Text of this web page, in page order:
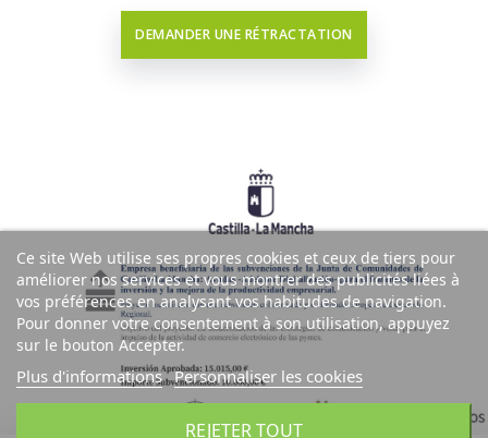
Ce site Web utilise ses propres cookies et ceux de tiers pour
améliorer nos services et vous montrer des publicités liées à
vos préférences en analysant vos habitudes de navigation.
Pour donner votre consentement à son utilisation, appuyez
sur le bouton Accepter.
Plus d'informations Personnaliser les cookies
REJETER TOUT
DEMANDER UNE RÉTRACTATION